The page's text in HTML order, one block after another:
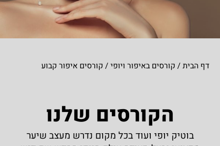
דף הבית / קורסים באיפור ויופי / קורסים איפור קבוע
הקורסים שלנו
בוטיק יופי ועוד בכל מקום נדרש מעצב שיער